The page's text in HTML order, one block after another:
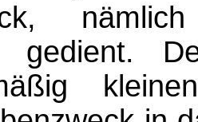
gedient.